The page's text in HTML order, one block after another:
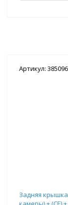
Артикул: 385096
Задняя крышка